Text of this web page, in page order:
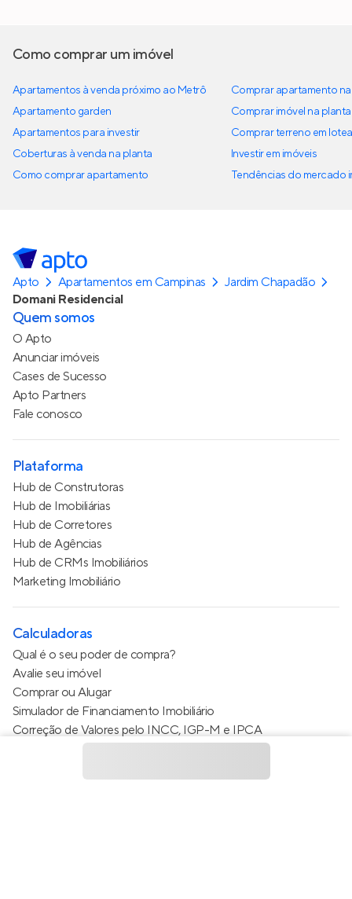
Como comprar um imóvel
Apartamentos à venda próximo ao Metrô
Apartamento garden
Apartamentos para investir
Coberturas à venda na planta
Como comprar apartamento
Comprar apartamento
Comprar imóvel na planta
Comprar terreno em
Investir em imóveis
Tendências do mercado
Apto Apartamentos em Campinas
Jardim Chapadão
Domani Residencial
Quem somos
O Apto
Anunciar imóveis
Cases de Sucesso
Apto Partners
Fale conosco
Plataforma
Hub de Construtoras
Hub de Imobiliárias
Hub de Corretores
Hub de Agências
Hub de CRMs Imobiliários
Marketing Imobiliário
Calculadoras
Qual é o seu poder de compra?
Avalie seu imóvel
Comprar ou Alugar
Simulador de Financiamento Imobiliário
Correção de Valores pelo INCC, IGP-M e IPCA
Estimativa de valor do condomínio